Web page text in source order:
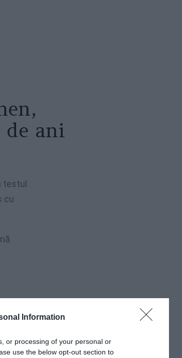
Information
or processing of your personal or
use the below opt-out section to
ani
testul
cu